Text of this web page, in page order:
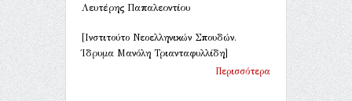
Λευτέρης Παπαλεοντίου
[Ινστιτούτο Νεοελληνικών Σπουδών.
Ίδρυμα Μανόλη Τριανταφυλλίδη]
Περισσότερα